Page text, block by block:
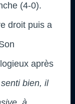
(4-0).
droit puis a
après
senti bien, il